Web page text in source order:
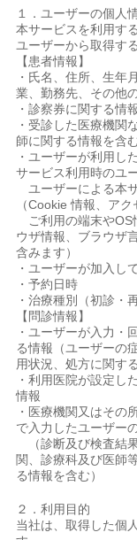
１．ユーザーの個人
本サービスを利用す
ユーザーから取得す
【患者情報】
・氏名、住所、生年
業、勤務先、その他
・診察券に関する情
・受診した医療機関
師に関する情報を含む
・ユーザーが利用し
サービス利用時のユ
ユーザーによる本
（Cookie 情報、ア
ご利用の端末やOS
ウザ情報、ブラウザ
含みます）
・ユーザーが加入し
・予約日時
・治療種別（初診・
【問診情報】
・ユーザーが入力・
る情報（ユーザーの
用状況、処方に関す
・利用医院が設定し
情報
・医療機関又はその
で入力したユーザー
（診断及び検査結
関、診療科及び医師
る情報を含む）
２．利用目的
当社は、取得した個